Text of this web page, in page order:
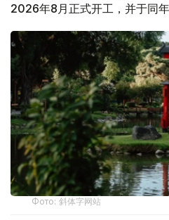
2026年8月正式开工，并于同年
Фото: 斜体字网站